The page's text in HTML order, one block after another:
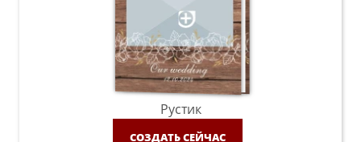
Рустик
СОЗДАТЬ СЕЙЧАС